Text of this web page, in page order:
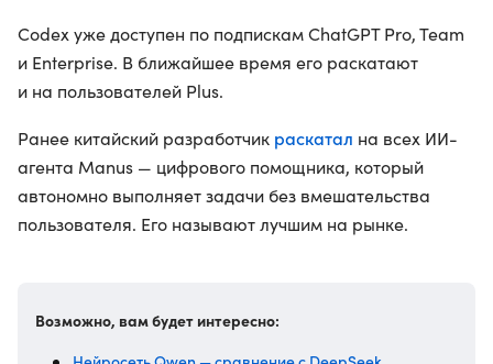
Codex уже доступен по подпискам ChatGPT Pro, Team
и Enterprise. В ближайшее время его раскатают
и на пользователей Plus.
Ранее китайский разработчик раскатал на всех ИИ-
агента Manus — цифрового помощника, который
автономно выполняет задачи без вмешательства
пользователя. Его называют лучшим на рынке.
Возможно, вам будет интересно: